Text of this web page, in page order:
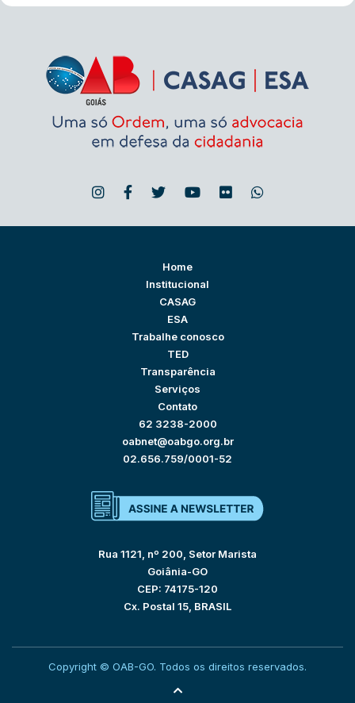
Home
Institucional
CASAG
ESA
Trabalhe conosco
TED
Transparência
Serviços
Contato
62 3238-2000
oabnet@oabgo.org.br
02.656.759/0001-52
Rua 1121, nº 200, Setor Marista
Goiânia-GO
CEP: 74175-120
Cx. Postal 15, BRASIL
Copyright © OAB-GO. Todos os direitos reservados.